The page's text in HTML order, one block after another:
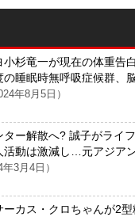
小杉竜一が現在の体重告
の睡眠時無呼吸症候群、
年8月5日）
ター解散へ? 誠子がライ
活動は激減し…元アジア
年3月4日）
ーカス・クロちゃんが2